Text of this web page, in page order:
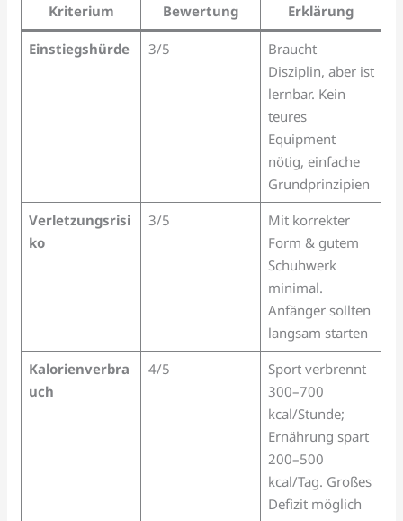
Kriterium Bewertung Erklärung
Einstiegshürde 3/5
Braucht
Disziplin, aber ist
lernbar. Kein
teures
Equipment
nötig, einfache
Grundprinzipien
Verletzungsrisi
ko
3/5
Mit korrekter
Form & gutem
Schuhwerk
minimal.
Anfänger sollten
langsam starten
Kalorienverbra
uch
4/5
Sport verbrennt
300–700
kcal/Stunde;
Ernährung spart
200–500
kcal/Tag. Großes
Defizit möglich